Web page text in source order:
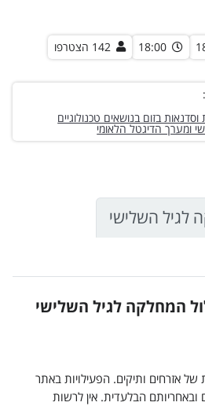
18:00
142 הצטרפו
בזום בנושאים טכנולוגיים
ומערך הדיגטל הלאומי
לגיל השלישי
המחלקה לגיל השלישי
של אזרחים ותיקים. הפעילויות באתר
ובאחריותם הבלעדית. אין לרשות